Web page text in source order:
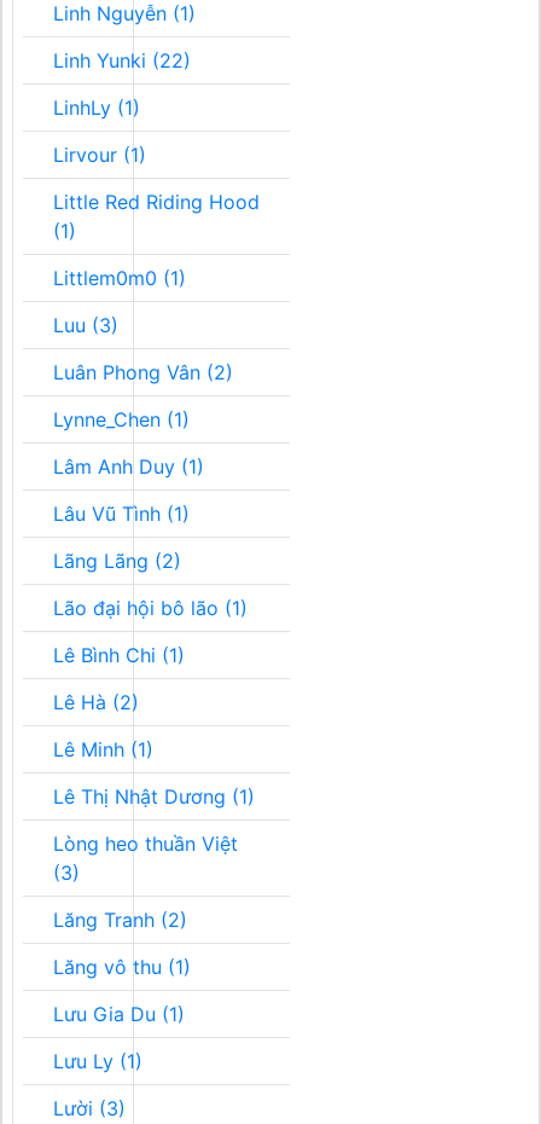
Linh Nguyễn (1)
Linh Yunki (22)
LinhLy (1)
Lirvour (1)
Little Red Riding Hood
(1)
Littlem0m0 (1)
Luu (3)
Luân Phong Vân (2)
Lynne_Chen (1)
Lâm Anh Duy (1)
Lâu Vũ Tình (1)
Lãng Lãng (2)
Lão đại hội bô lão (1)
Lê Bình Chi (1)
Lê Hà (2)
Lê Minh (1)
Lê Thị Nhật Dương (1)
Lòng heo thuần Việt
(3)
Lăng Tranh (2)
Lăng vô thu (1)
Lưu Gia Du (1)
Lưu Ly (1)
Lười (3)